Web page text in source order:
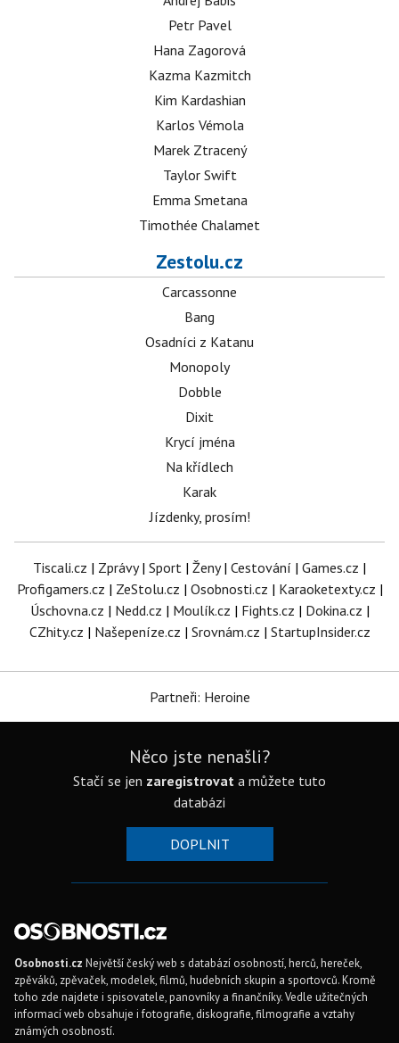
Petr Pavel
Hana Zagorová
Kazma Kazmitch
Kim Kardashian
Karlos Vémola
Marek Ztracený
Taylor Swift
Emma Smetana
Timothée Chalamet
Zestolu.cz
Carcassonne
Bang
Osadníci z Katanu
Monopoly
Dobble
Dixit
Krycí jména
Na křídlech
Karak
Jízdenky, prosím!
Tiscali.cz | Zprávy| Sport | Ženy| Cestování | Games.cz |
Profigamers.cz | ZeStolu.cz | Osobnosti.cz | Karaoketexty.cz |
Úschovna.cz | Nedd.cz | Moulík.cz | Fights.cz | Dokina.cz |
CZhity.cz | Našepeníze.cz | Srovnám.cz | StartupInsider.cz
Partneři: Heroine
Něco jste nenašli?
Stačí se jen zaregistrovat a můžete tuto
databázi
DOPLNIT
Osobnosti.cz Největší český web s databází osobností, herců, hereček,
zpěváků, zpěvaček, modelek, filmů, hudebních skupin a sportovců. Kromě
toho zde najdete i spisovatele, panovníky a finančníky. Vedle užitečných
informací web obsahuje i fotografie, diskografie, filmografie a vztahy
známých osobností.